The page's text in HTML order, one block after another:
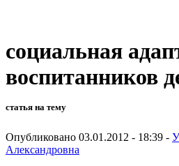
социальная
воспитанников
статья на тему
Опубликовано 03.01.2012 - 18:39 -
Александровна